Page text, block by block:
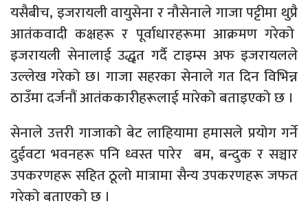
यसैबीच, इजरायली वायुसेना र नौसेनाले गाजा पट्टीमा थुप्रै
आतंकवादी कक्षहरू र पूर्वाधारहरूमा आक्रमण गरेको
इजरायली सेनालाई उद्धृत गर्दै टाइम्स अफ इजरायलले
उल्लेख गरेको छ। गाजा सहरका सेनाले गत दिन विभिन्न
ठाउँमा दर्जनौं आतंककारीहरूलाई मारेको बताइएको छ ।
सेनाले उत्तरी गाजाको बेट लाहियामा हमासले प्रयोग गर्ने
दुईवटा भवनहरू पनि ध्वस्त पारेर बम, बन्दुक र सञ्चार
उपकरणहरू सहित ठूलो मात्रामा सैन्य उपकरणहरू जफत
गरेको बताएको छ ।